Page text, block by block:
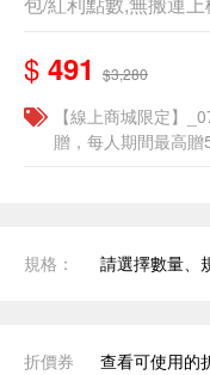
$ 491 $3,280
【線上商城限定】
贈，每人期間最高贈
規格： 請選擇數量、
折價券 查看可使用的